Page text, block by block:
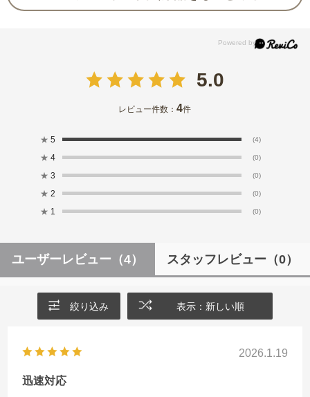
5.0
レビュー件数：4件
★ 5 (4)
★ 4 (0)
★ 3 (0)
★ 2 (0)
★ 1 (0)
ユーザーレビュー （4） スタッフレビュー （0）
絞り込み 表示：新しい順
2026.1.19
迅速対応